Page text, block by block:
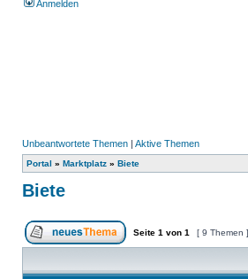
Anmelden
Unbeantwortete Themen | Aktive Themen
Portal » Marktplatz » Biete
Biete
Seite 1 von 1 [ 9 Themen ]